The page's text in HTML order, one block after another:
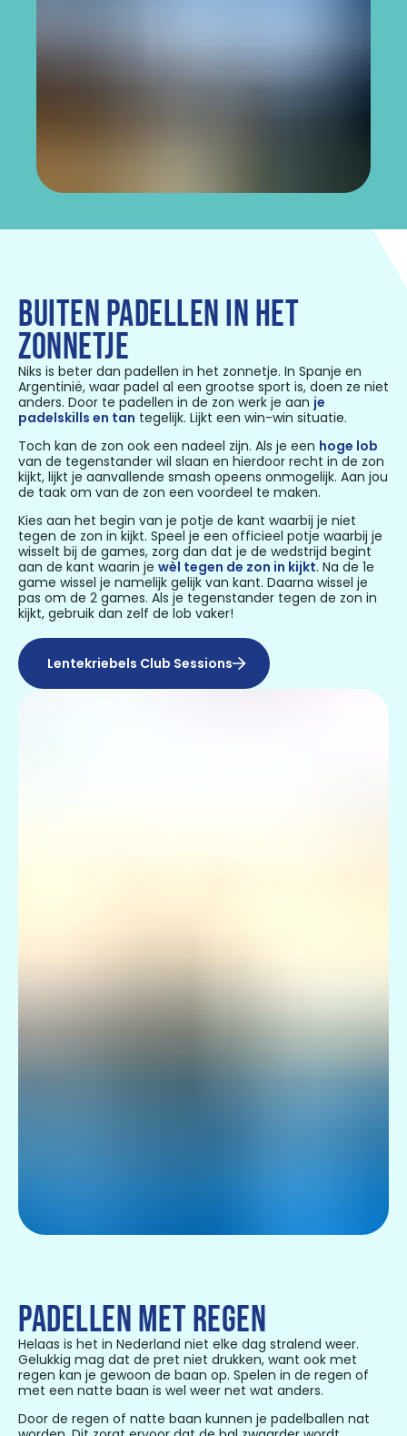
BUITEN PADELLEN IN HET
ZONNETJE
Niks is beter dan padellen in het zonnetje. In Spanje en
Argentinië, waar padel al een grootse sport is, doen ze niet
anders. Door te padellen in de zon werk je aan je
padelskills en tan tegelijk. Lijkt een win-win situatie.
Toch kan de zon ook een nadeel zijn. Als je een hoge lob
van de tegenstander wil slaan en hierdoor recht in de zon
kijkt, lijkt je aanvallende smash opeens onmogelijk. Aan jou
de taak om van de zon een voordeel te maken.
Kies aan het begin van je potje de kant waarbij je niet
tegen de zon in kijkt. Speel je een officieel potje waarbij je
wisselt bij de games, zorg dan dat je de wedstrijd begint
aan de kant waarin je wèl tegen de zon in kijkt. Na de 1e
game wissel je namelijk gelijk van kant. Daarna wissel je
pas om de 2 games. Als je tegenstander tegen de zon in
kijkt, gebruik dan zelf de lob vaker!
Lentekriebels Club Sessions
PADELLEN MET REGEN
Helaas is het in Nederland niet elke dag stralend weer.
Gelukkig mag dat de pret niet drukken, want ook met
regen kan je gewoon de baan op. Spelen in de regen of
met een natte baan is wel weer net wat anders.
Door de regen of natte baan kunnen je padelballen nat